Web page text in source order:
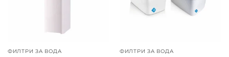
ФИЛТРИ ЗА ВОДА ФИЛТРИ ЗА ВОДА